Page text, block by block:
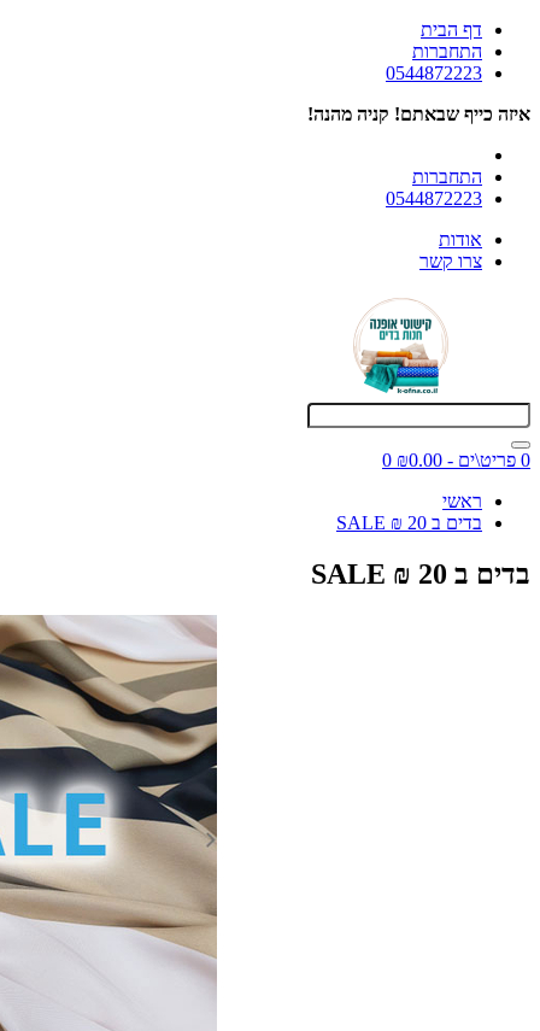
דף הבית
התחברות
0544872223
איזה כייף שבאתם! קניה מהנה!
התחברות
0544872223
אודות
צרו קשר
0 פריט\ים - ₪0.00
0
ראשי
בדים ב 20 ₪ SALE
בדים ב 20 ₪ SALE